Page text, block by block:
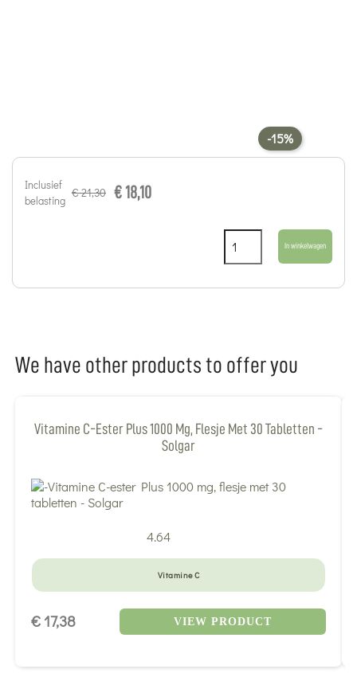
-15%
Inclusief
belasting
€ 21,30 € 18,10
In winkelwagen
We have other products to offer you
Vitamine C-Ester Plus 1000 Mg, Flesje Met 30 Tabletten -
Solgar
4.64
Vitamine C
€ 17,38 VIEW PRODUCT